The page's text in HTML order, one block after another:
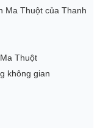
Ma Thuột của Thanh
Thuột
không gian